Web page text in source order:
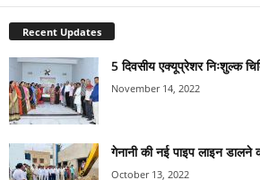
Recent Updates
5 दिवसीय एक्यूप्रेशर निःशुल्क
November 14, 2022
गेनानी की नई पाइप लाइन डालने
October 13, 2022